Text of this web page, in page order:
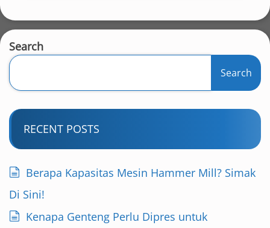
Search
Search
RECENT POSTS
Berapa Kapasitas Mesin Hammer Mill? Simak
Di Sini!
Kenapa Genteng Perlu Dipres untuk